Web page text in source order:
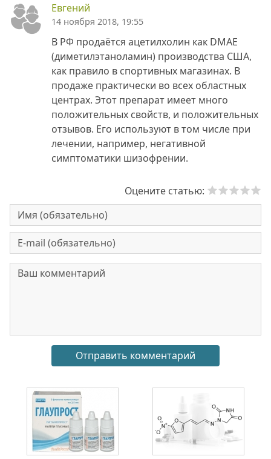
Евгений
14 ноября 2018, 19:55
В РФ продаётся ацетилхолин как DMAE
(диметилэтаноламин) производства США,
как правило в спортивных магазинах. В
продаже практически во всех областных
центрах. Этот препарат имеет много
положительных свойств, и положительных
отзывов. Его используют в том числе при
лечении, например, негативной
симптоматики шизофрении.
Оцените статью: